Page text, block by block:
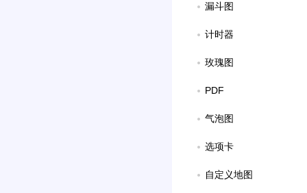
漏斗图
计时器
玫瑰图
PDF
气泡图
选项卡
自定义地图